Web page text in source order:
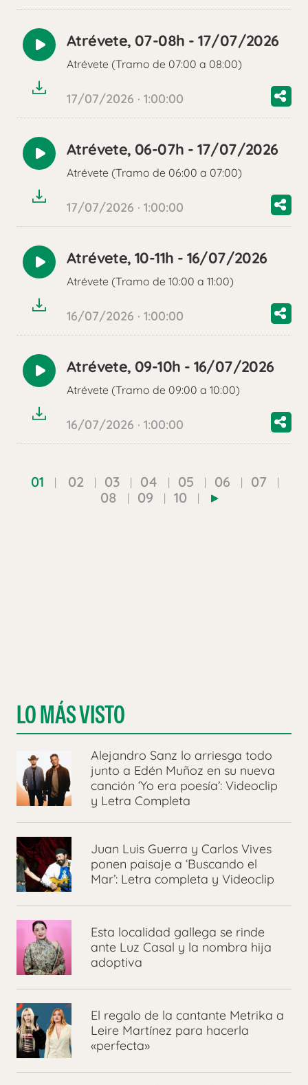
Reproducir
audio
Atrévete, 07-08h - 17/07/2026
Atrévete (Tramo de 07:00 a 08:00)
17/07/2026 · 1:00:00
Reproducir
audio
Atrévete, 06-07h - 17/07/2026
Atrévete (Tramo de 06:00 a 07:00)
17/07/2026 · 1:00:00
Reproducir
audio
Atrévete, 10-11h - 16/07/2026
Atrévete (Tramo de 10:00 a 11:00)
16/07/2026 · 1:00:00
Reproducir
audio
Atrévete, 09-10h - 16/07/2026
Atrévete (Tramo de 09:00 a 10:00)
16/07/2026 · 1:00:00
01 02 03 04 05 06
07
08
09 10
LO MÁS VISTO
Alejandro Sanz lo arriesga todo
junto a Edén Muñoz en su nueva
canción ‘Yo era poesía’: Videoclip
y Letra Completa
Juan Luis Guerra y Carlos Vives
ponen paisaje a ‘Buscando el
Mar’: Letra completa y Videoclip
Esta localidad gallega se rinde
ante Luz Casal y la nombra hija
adoptiva
El regalo de la cantante Metrika a
Leire Martínez para hacerla
«perfecta»